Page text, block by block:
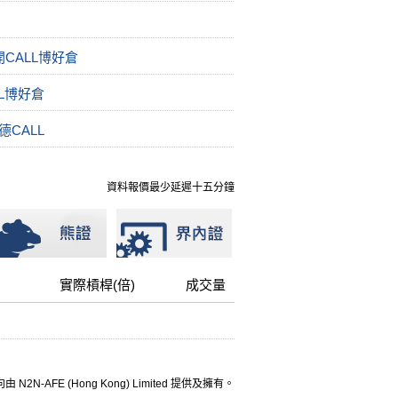
CALL博好倉
博好倉
CALL
資料報價最少延遲十五分鐘
實際槓桿(倍) 成交量
由 N2N-AFE (Hong Kong) Limited 提供及擁有。